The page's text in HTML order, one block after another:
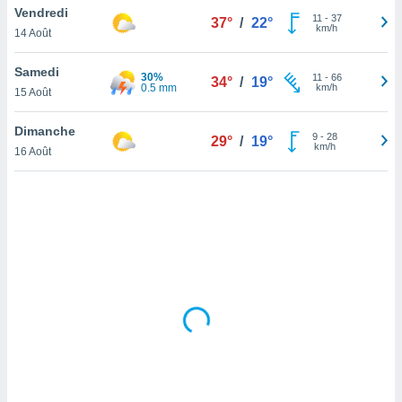
en
de
Vendredi
14 Août
37° / 22° 11 - 37
km/h
Samedi
15 Août
30%
0.5 mm
34° / 19° 11 - 66
km/h
Dimanche
16 Août
29° / 19° 9- 28
km/h